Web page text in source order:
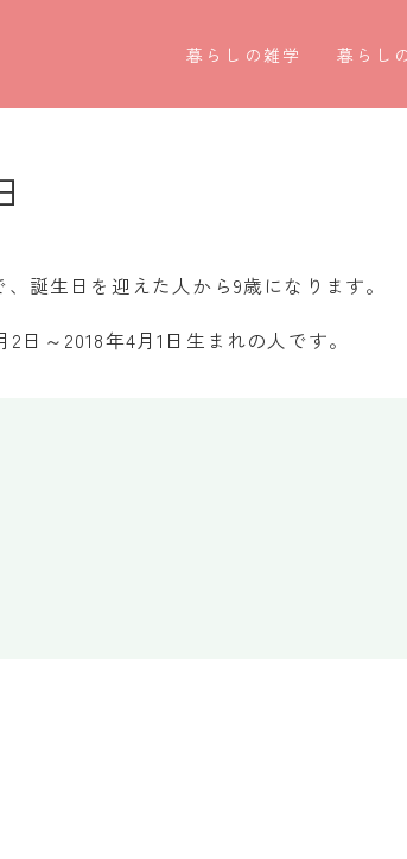
暮らしの雑学
暮らしの豆知識
暮らし
割引計算
誕生日を迎えた人から9歳になります。
日～2018年4月1日生まれの人です。